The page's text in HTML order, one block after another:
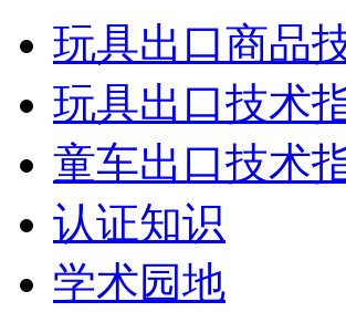
玩具出口商品
玩具出口技术
童车出口技术
认证知识
学术园地